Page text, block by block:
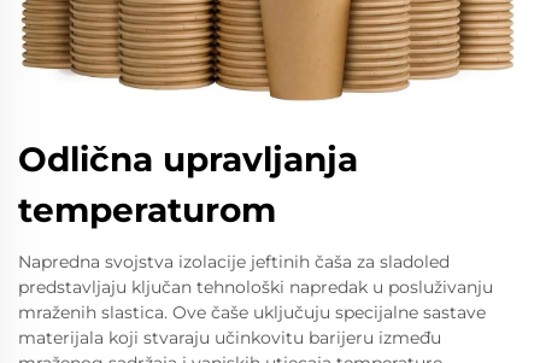
Odlična upravljanja
temperaturom
Napredna svojstva izolacije jeftinih čaša za sladoled
predstavljaju ključan tehnološki napredak u posluživanju
mraženih slastica. Ove čaše uključuju specijalne sastave
materijala koji stvaraju učinkovitu barijeru između